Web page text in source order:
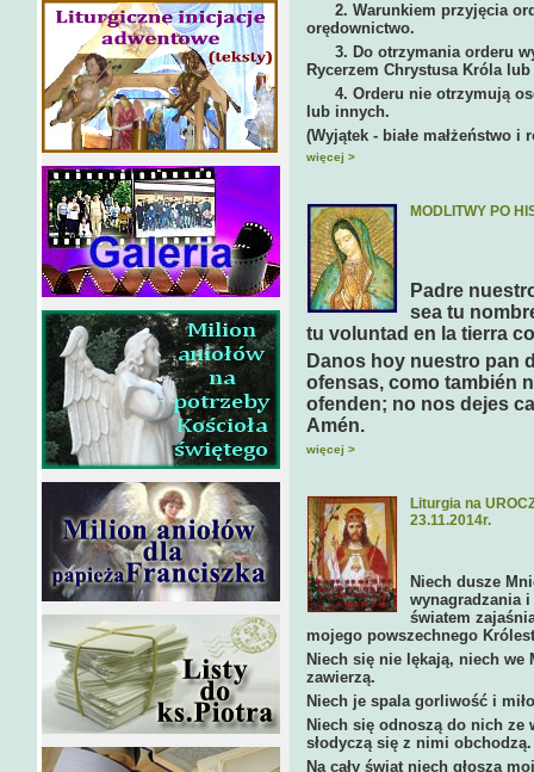
2. Warunkiem przyjęcia
orędownictwo.
3. Do otrzymania orderu
Rycerzem Chrystusa Króla
4. Orderu nie otrzymują
lub innych.
(Wyjątek - białe małżeństwo
więcej >
MODLITWY PO
Padre
sea tu
tu voluntad en la tierra
Danos hoy nuestro pan
ofensas, como también
ofenden; no nos dejes
Amén.
więcej >
Liturgia na
23.11.2014r.
Niech dusze
wynagradzania
światem
mojego powszechnego
Niech się nie lękają, niech we
zawierzą.
Niech je spala gorliwość i
Niech się odnoszą do nich ze
słodyczą się z nimi obchodzą.
Na cały świat niech głoszą